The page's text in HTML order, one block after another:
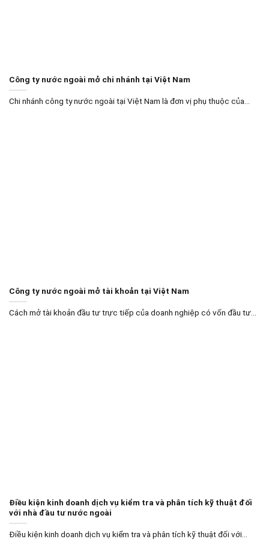
Công ty nước ngoài mở chi nhánh tại Việt Nam
Chi nhánh công ty nước ngoài tại Việt Nam là đơn vị phụ thuộc của...
Công ty nước ngoài mở tài khoản tại Việt Nam
Cách mở tài khoản đầu tư trực tiếp của doanh nghiệp có vốn đầu tư...
Điều kiện kinh doanh dịch vụ kiểm tra và phân tích kỹ thuật đối
với nhà đầu tư nước ngoài
Điều kiện kinh doanh dịch vụ kiểm tra và phân tích kỹ thuật đối với...